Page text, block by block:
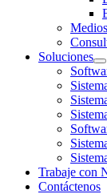
Soluciones
Trabaje con
Contáctenos